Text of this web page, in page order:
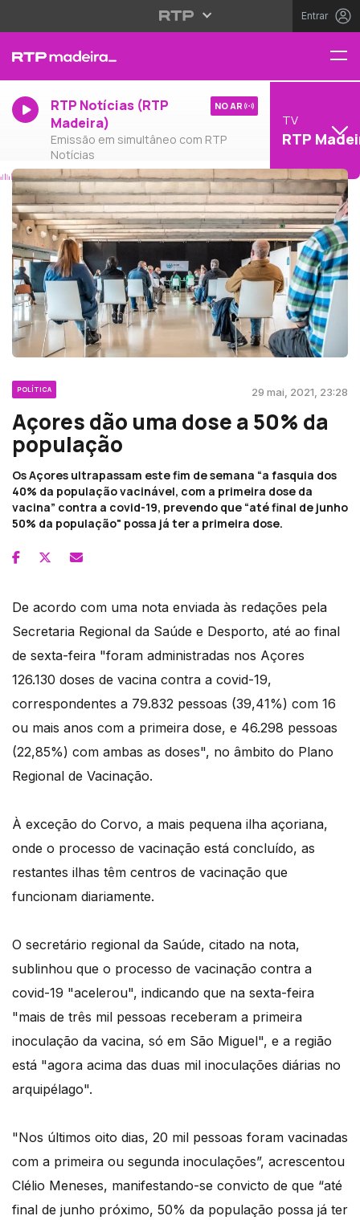
Entrar
RTP Notícias (RTP
Madeira)
Emissão em simultâneo com RTP
Notícias
NO AR
TV
RTP
POLÍTICA 29 mai, 2021, 23:28
Açores dão uma dose a 50% da
população
Os Açores ultrapassam este fim de semana “a fasquia dos
40% da população vacinável, com a primeira dose da
vacina” contra a covid-19, prevendo que “até final de junho
50% da população" possa já ter a primeira dose.
De acordo com uma nota enviada às redações pela
Secretaria Regional da Saúde e Desporto, até ao final
de sexta-feira "foram administradas nos Açores
126.130 doses de vacina contra a covid-19,
correspondentes a 79.832 pessoas (39,41%) com 16
ou mais anos com a primeira dose, e 46.298 pessoas
(22,85%) com ambas as doses", no âmbito do Plano
Regional de Vacinação.
À exceção do Corvo, a mais pequena ilha açoriana,
onde o processo de vacinação está concluído, as
restantes ilhas têm centros de vacinação que
funcionam diariamente.
O secretário regional da Saúde, citado na nota,
sublinhou que o processo de vacinação contra a
covid-19 "acelerou", indicando que na sexta-feira
"mais de três mil pessoas receberam a primeira
inoculação da vacina, só em São Miguel", e a região
está "agora acima das duas mil inoculações diárias no
arquipélago".
"Nos últimos oito dias, 20 mil pessoas foram vacinadas
com a primeira ou segunda inoculações”, acrescentou
Clélio Meneses, manifestando-se convicto de que “até
final de junho próximo, 50% da população possa já ter